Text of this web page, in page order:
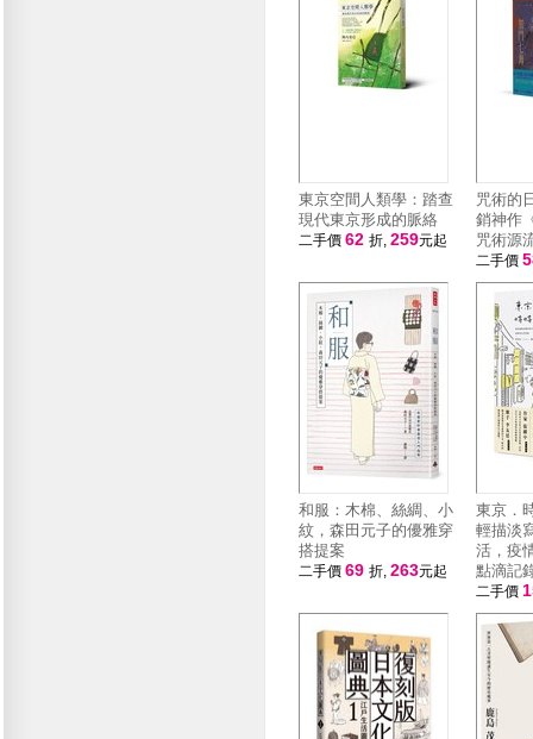
東京空間人類學：踏查
現代東京形成的脈絡
二手價 62 折, 259元起
咒術的
銷神作
咒術源
二手價
和服：木棉、絲綢、小
紋，森田元子的優雅穿
搭提案
二手價 69 折, 263元起
東京．
輕描淡
活，疫
點滴記
二手價